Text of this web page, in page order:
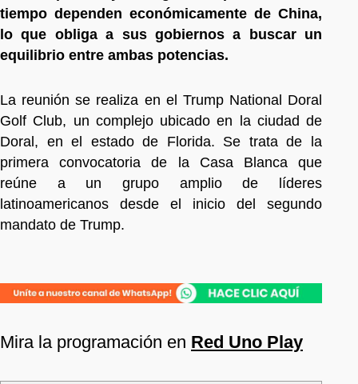
tiempo dependen económicamente de China,
lo que obliga a sus gobiernos a buscar un
equilibrio entre ambas potencias.
La reunión se realiza en el Trump National Doral
Golf Club, un complejo ubicado en la ciudad de
Doral, en el estado de Florida. Se trata de la
primera convocatoria de la Casa Blanca que
reúne a un grupo amplio de líderes
latinoamericanos desde el inicio del segundo
mandato de Trump.
Mira la programación en Red Uno Play